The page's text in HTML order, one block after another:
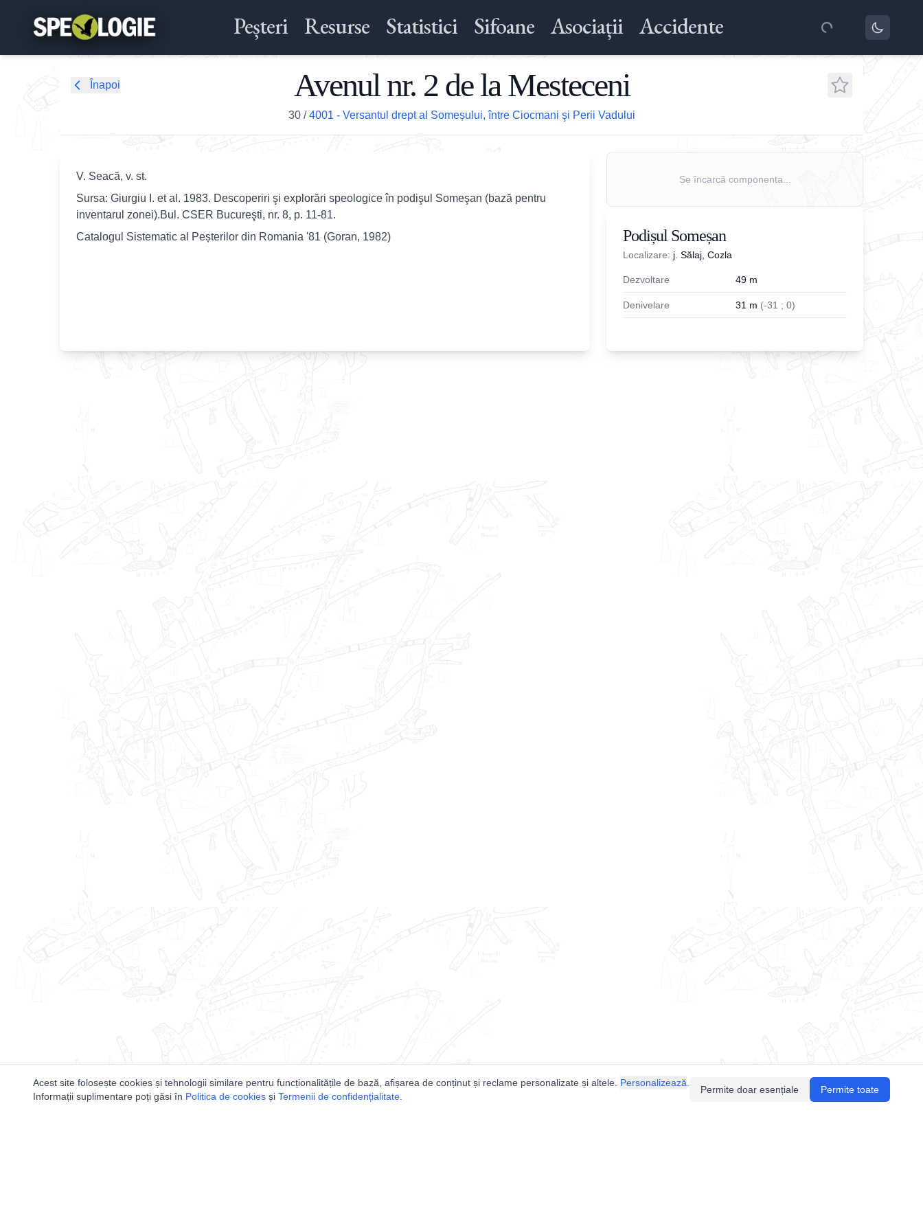
Peșteri Resurse Statistici Sifoane Asociații Accidente
Înapoi Avenul nr. 2 de la Mesteceni
30/4001 - Versantul drept al Someșului, între Ciocmani şi Perii Vadului
V. Seacă, v. st.
Sursa: Giurgiu I. et al. 1983. Descoperiri şi explorări speologice în podişul Someşan (bază pentru
inventarul zonei).Bul. CSER Bucureşti, nr. 8, p. 11-81.
Catalogul Sistematic al Peșterilor din Romania '81 (Goran, 1982)
Se încarcă componenta...
Podișul Someșan
Localizare: j. Sălaj, Cozla
Dezvoltare 49 m
Denivelare 31 m (-31 ; 0)
Acest site folosește cookies și tehnologii similare pentru funcționalitățile de bază, afișarea de conținut și reclame personalizate și altele. Personalizează
Informații suplimentare poți găsi în Politica de cookies și Termenii de confidențialitate
Permite doar esențiale Permite toate